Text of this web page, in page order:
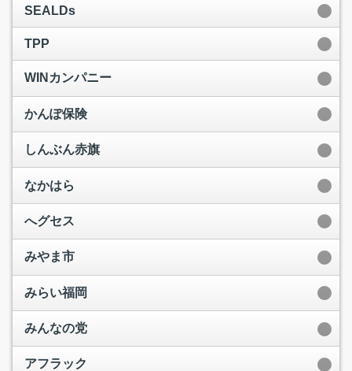
SEALDs
TPP
WINカンパニー
かんぽ保険
しんぶん赤旗
なかはら
へグセス
みやま市
みらい福岡
みんなの党
アフラック